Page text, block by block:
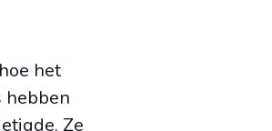
het
hebben
Ze